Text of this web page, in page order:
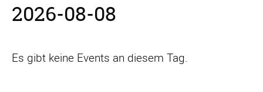
2026-08-08
Es gibt keine Events an diesem Tag.